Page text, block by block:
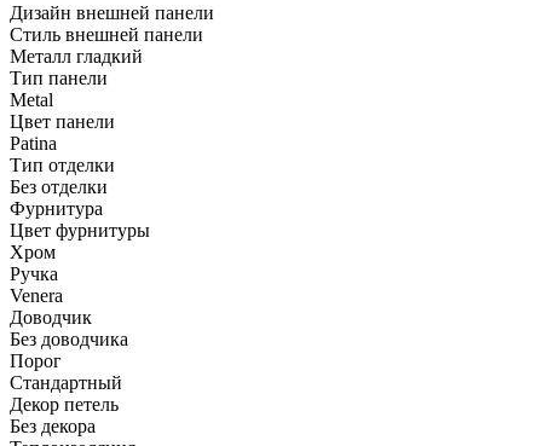
Дизайн внешней панели
Стиль внешней панели
Металл гладкий
Тип панели
Metal
Цвет панели
Patina
Тип отделки
Без отделки
Фурнитура
Цвет фурнитуры
Хром
Ручка
Venera
Доводчик
Без доводчика
Порог
Стандартный
Декор петель
Без декора